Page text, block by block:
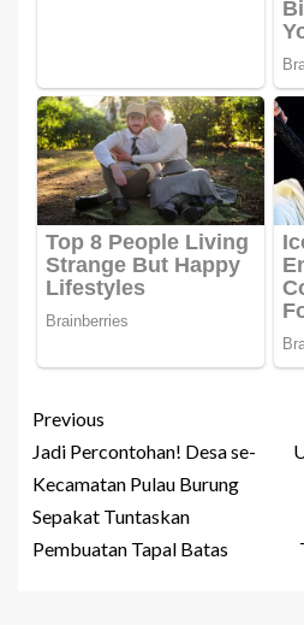
Previous
Jadi Percontohan! Desa se-
Kecamatan Pulau Burung
Sepakat Tuntaskan
Pembuatan Tapal Batas